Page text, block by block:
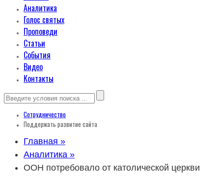
Аналитика
Голос святых
Проповеди
Статьи
События
Видео
Контакты
Сотрудничество
Поддержать развитие сайта
Главная »
Аналитика »
ООН потребовало от католической церкви